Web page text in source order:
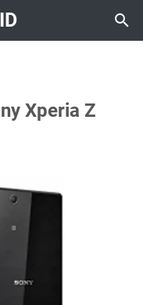
Xperia Z